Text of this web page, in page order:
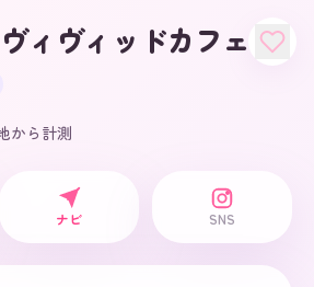
ィヴィッドカフェ～
から計測
ナビ SNS